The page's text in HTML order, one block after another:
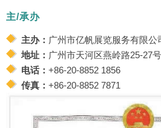
主/承办
主办： 广州市亿帆展览服务有限公
地址： 广州市天河区燕岭路25-27
电话： +86-20-8852 1856
传真： +86-20-8852 7871